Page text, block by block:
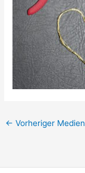
← Vorheriger Medien